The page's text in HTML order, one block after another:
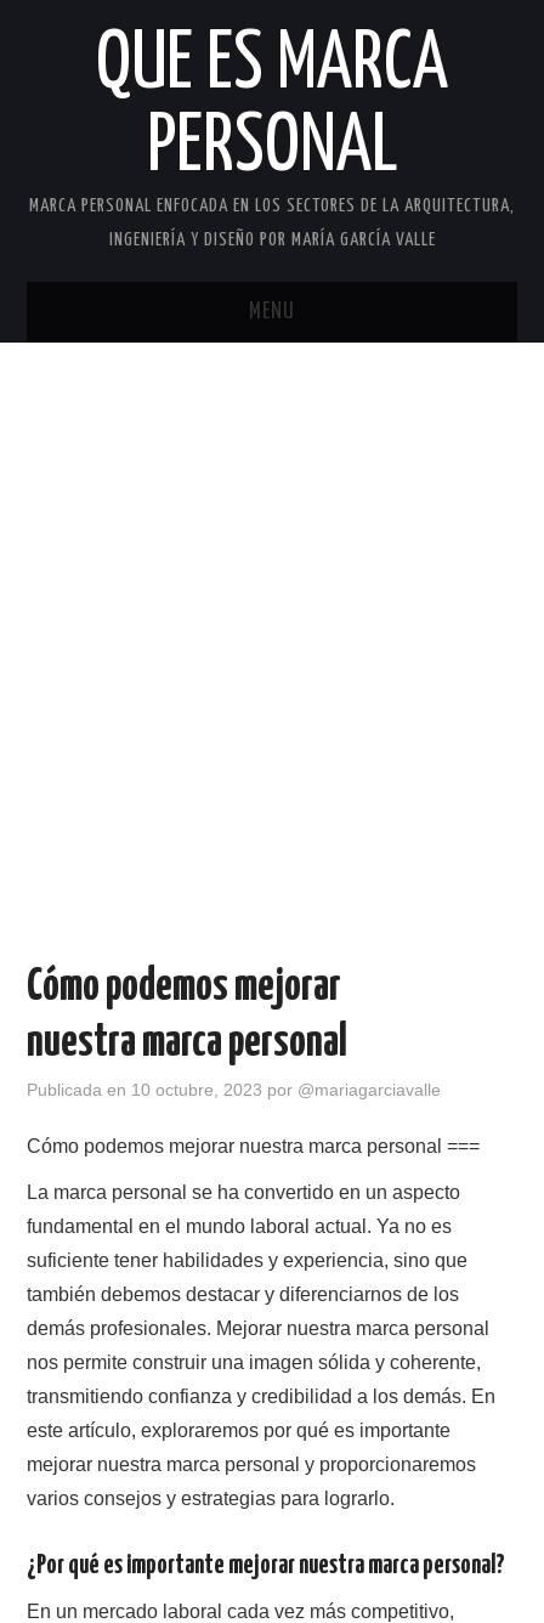
QUE ES MARCA
PERSONAL
MARCA PERSONAL ENFOCADA EN LOS SECTORES DE LA ARQUITECTURA,
INGENIERÍA Y DISEÑO POR MARÍA GARCÍA VALLE
MENU
Cómo podemos mejorar
nuestra marca personal
Publicada en 10 octubre, 2023 por @mariagarciavalle
Cómo podemos mejorar nuestra marca personal ===
La marca personal se ha convertido en un aspecto
fundamental en el mundo laboral actual. Ya no es
suficiente tener habilidades y experiencia, sino que
también debemos destacar y diferenciarnos de los
demás profesionales. Mejorar nuestra marca personal
nos permite construir una imagen sólida y coherente,
transmitiendo confianza y credibilidad a los demás. En
este artículo, exploraremos por qué es importante
mejorar nuestra marca personal y proporcionaremos
varios consejos y estrategias para lograrlo.
¿Por qué es importante mejorar nuestra marca personal?
En un mercado laboral cada vez más competitivo,